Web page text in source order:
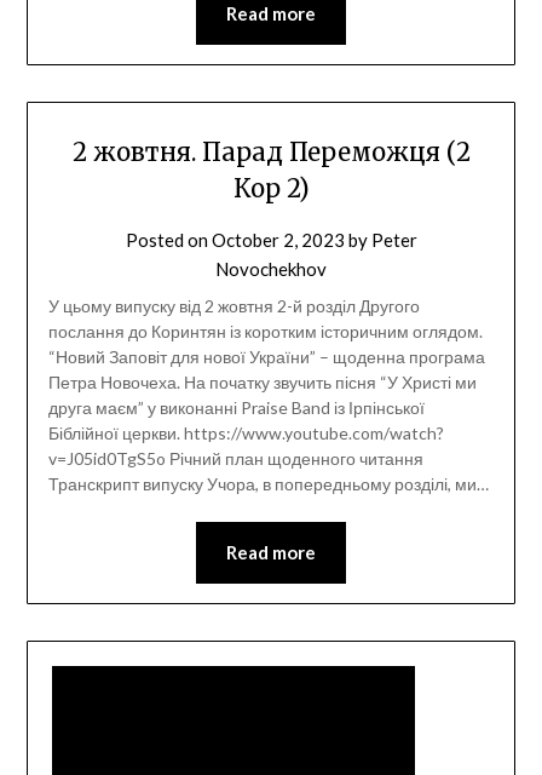
Read more
2 жовтня. Парад Переможця (2
Кор 2)
Posted onOctober 2, 2023 by Peter
Novochekhov
У цьому випуску від 2 жовтня 2-й розділ Другого
послання до Коринтян із коротким історичним оглядом.
“Новий Заповіт для нової України” – щоденна програма
Петра Новочеха. На початку звучить пісня “У Христі ми
друга маєм” у виконанні Praise Band із Ірпінської
Біблійної церкви. https://www.youtube.com/watch?
v=J05id0TgS5o Річний план щоденного читання
Транскрипт випуску Учора, в попередньому розділі, ми…
Read more